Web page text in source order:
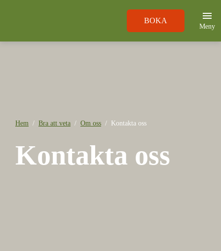
BOKA
Meny
Hem Bra att veta Om oss Kontakta oss
Kontakta oss